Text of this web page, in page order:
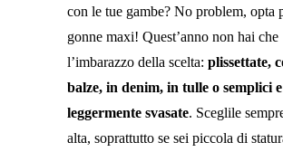
con le tue gambe? No problem, opta
gonne maxi! Quest’anno non hai che
l’imbarazzo della scelta: plissettate,
balze, in denim, in tulle o semplici e
leggermente svasate. Sceglile
alta, soprattutto se sei piccola di